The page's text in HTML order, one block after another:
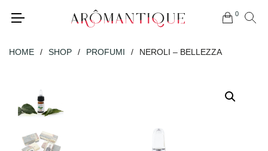
0
HOME / SHOP / PROFUMI / NEROLI – BELLEZZA